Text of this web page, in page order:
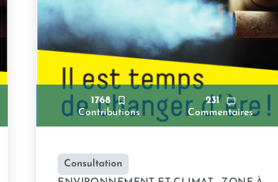
Consultation
1768
Contributions
231
Commentaires